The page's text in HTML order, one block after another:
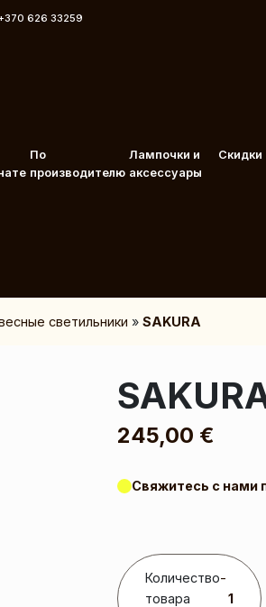
626 33259
По
производителю
Лампочки и
аксессуары
Скидки
светильники » SAKURA
245,00 €
Свяжитесь с нами
Количество
товара
-